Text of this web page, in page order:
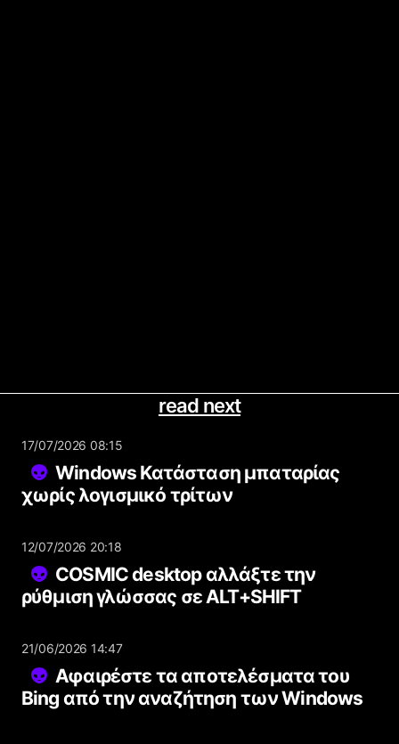
read next
17/07/2026 08:15
Windows Κατάσταση μπαταρίας
χωρίς λογισμικό τρίτων
12/07/2026 20:18
COSMIC desktop αλλάξτε την
ρύθμιση γλώσσας σε ALT+SHIFT
21/06/2026 14:47
Αφαιρέστε τα αποτελέσματα του
Bing από την αναζήτηση των Windows